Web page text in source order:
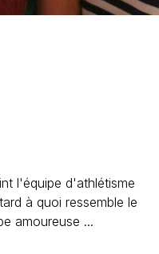
l'équipe d'athlétisme
à quoi ressemble le
amoureuse ...